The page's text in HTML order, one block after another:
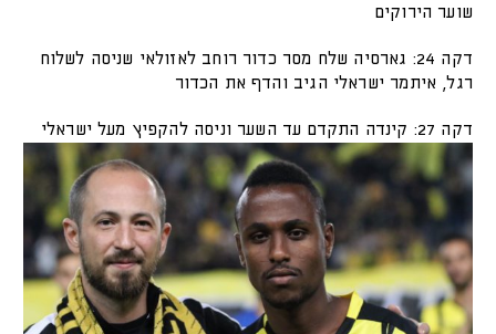
שוער הירוקים
דקה 24: גארסיה שלח מסר כדור רוחב לאזולאי שניסה לשלוח
רגל, איתמר ישראלי הגיב והדף את הכדור
דקה 27: קינדה התקדם עד השער וניסה להקפיץ מעל ישראלי